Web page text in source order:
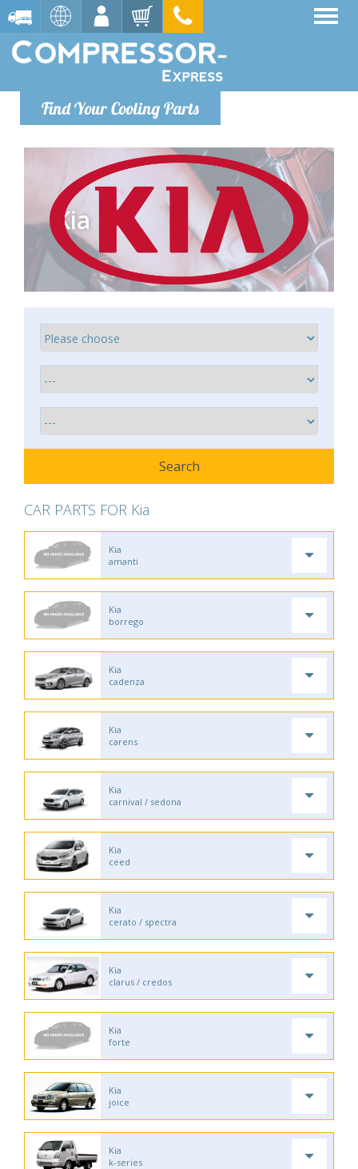
Find Your Cooling Parts
Kia
CAR PARTS FOR Kia
Kia
amanti
Kia
borrego
Kia
cadenza
Kia
carens
Kia
carnival / sedona
Kia
ceed
Kia
cerato / spectra
Kia
clarus / credos
Kia
forte
Kia
joice
Kia
k-series